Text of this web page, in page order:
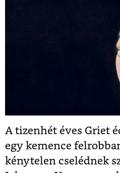
A tizenhét éves Griet
egy kemence
kénytelen cselédnek